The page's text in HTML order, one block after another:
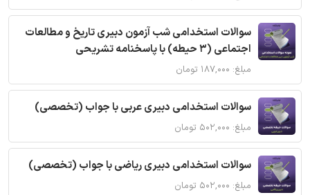
سوالات استخدامی شب آزمون دبیری تاریخ و مطالعات
اجتماعی (3 حیطه) با پاسخنامه تشریحی
مبلغ: ۱۸۷,۰۰۰ تومان
سوالات استخدامی دبیری عربی با جواب (تخصصی)
مبلغ: ۵۰۲,۰۰۰ تومان
سوالات استخدامی دبیری ریاضی با جواب (تخصصی)
مبلغ: ۵۰۲,۰۰۰ تومان